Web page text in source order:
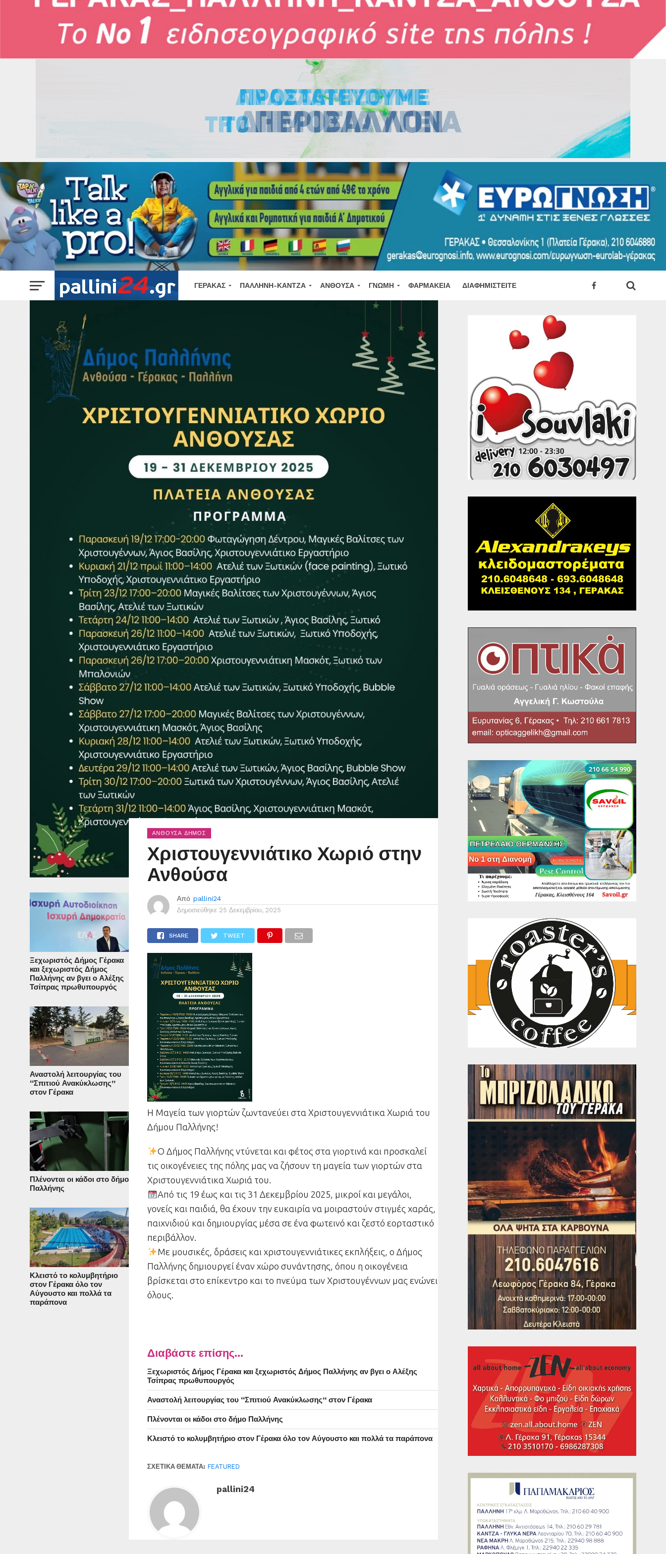
ΓΈΡΑΚΑΣ ΠΑΛΛΉΝΗ-ΚΆΝΤΖΑ ΑΝΘΟΎΣΑ ΓΝΏΜΗ ΦΑΡΜΑΚΕΊΑ ΔΙΑΦΗΜΙΣΤΕΊΤΕ
Ξεχωριστός Δήμος Γέρακα
και ξεχωριστός Δήμος
Παλλήνης αν βγει ο Αλέξης
Τσίπρας πρωθυπουργός
Αναστολή λειτουργίας του
“Σπιτιού Ανακύκλωσης”
στον Γέρακα
Πλένονται οι κάδοι στο δήμο
Παλλήνης
Κλειστό το κολυμβητήριο
στον Γέρακα όλο τον
Αύγουστο και πολλά τα
παράπονα
ΑΝΘΟΎΣΑ ΔΉΜΟΣ
Χριστουγεννιάτικο Χωριό στην
Ανθούσα
Από pallini24
Δημοσιεύθηκε 25 Δεκεμβρίου, 2025
SHARE TWEET
Η Μαγεία των γιορτών ζωντανεύει στα Χριστουγεννιάτικα Χωριά του
Δήμου Παλλήνης!
Ο Δήμος Παλλήνης ντύνεται και φέτος στα γιορτινά και προσκαλεί
τις οικογένειες της πόλης μας να ζήσουν τη μαγεία των γιορτών στα
Χριστουγεννιάτικα Χωριά του.
Από τις 19 έως και τις 31 Δεκεμβρίου 2025, μικροί και μεγάλοι,
γονείς και παιδιά, θα έχουν την ευκαιρία να μοιραστούν στιγμές χαράς,
παιχνιδιού και δημιουργίας μέσα σε ένα φωτεινό και ζεστό εορταστικό
περιβάλλον.
Με μουσικές, δράσεις και χριστουγεννιάτικες εκπλήξεις, ο Δήμος
Παλλήνης δημιουργεί έναν χώρο συνάντησης, όπου η οικογένεια
βρίσκεται στο επίκεντρο και το πνεύμα των Χριστουγέννων μας ενώνει
όλους.
Διαβάστε επίσης...
Ξεχωριστός Δήμος Γέρακα και ξεχωριστός Δήμος Παλλήνης αν βγει ο Αλέξης
Τσίπρας πρωθυπουργός
Αναστολή λειτουργίας του “Σπιτιού Ανακύκλωσης” στον Γέρακα
Πλένονται οι κάδοι στο δήμο Παλλήνης
Κλειστό το κολυμβητήριο στον Γέρακα όλο τον Αύγουστο και πολλά τα παράπονα
ΣΧΕΤΙΚΆ ΘΈΜΑΤΑ: FEATURED
pallini24